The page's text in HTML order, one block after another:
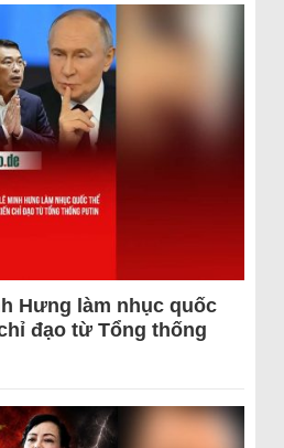
Hưng làm nhục quốc
đạo từ Tổng thống